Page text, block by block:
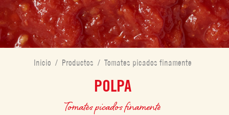
Inicio / Productos / Tomates picados finamente
POLPA
Tomates picados finamente